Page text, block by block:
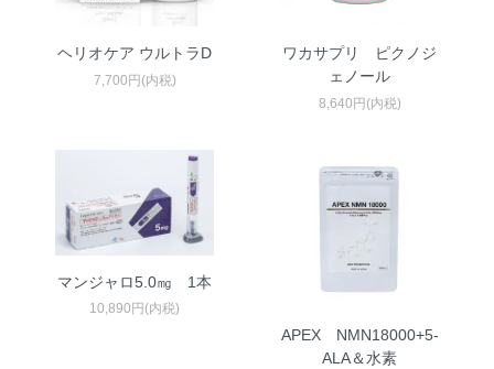
ヘリオケア ウルトラD
7,700円(内税)
ワカサプリ ピクノジ
ェノール
8,640円(内税)
マンジャロ5.0㎎ 1本
10,890円(内税)
APEX NMN18000+5-
ALA＆水素